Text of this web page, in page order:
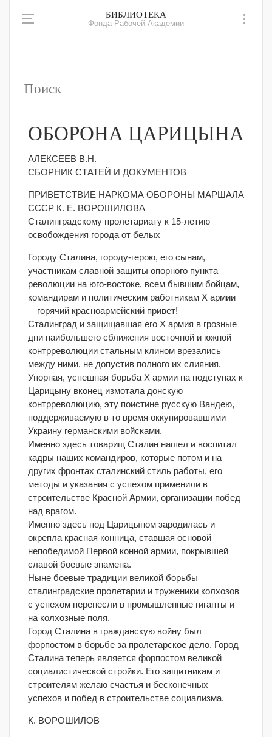
БИБЛИОТЕКА
Фонда Рабочей Академии
ОБОРОНА ЦАРИЦЫНА
АЛЕКСЕЕВ В.Н.
СБОРНИК СТАТЕЙ И ДОКУМЕНТОВ
ПРИВЕТСТВИЕ НАРКОМА ОБОРОНЫ МАРШАЛА
СССР К. Е. ВОРОШИЛОВА
Сталинградскому пролетариату к 15-летию
освобождения города от белых
Городу Сталина, городу-герою, его сынам,
участникам славной защиты опорного пункта
революции на юго-востоке, всем бывшим бойцам,
командирам и политическим работникам X армии
—горячий красноармейский привет!
Сталинград и защищавшая его X армия в грозные
дни наибольшего сближения восточной и южной
контрреволюции стальным клином врезались
между ними, не допустив полного их слияния.
Упорная, успешная борьба X армии на подступах к
Царицыну вконец измотала донскую
контрреволюцию, эту поистине русскую Вандею,
поддерживаемую в то время оккупировавшими
Украину германскими войсками.
Именно здесь товарищ Сталин нашел и воспитал
кадры наших командиров, которые потом и на
других фронтах сталинский стиль работы, его
методы и указания с успехом применили в
строительстве Красной Армии, организации побед
над врагом.
Именно здесь под Царицыном зародилась и
окрепла красная конница, ставшая основой
непобедимой Первой конной армии, покрывшей
славой боевые знамена.
Ныне боевые традиции великой борьбы
сталинградские пролетарии и труженики колхозов
с успехом перенесли в промышленные гиганты и
на колхозные поля.
Город Сталина в гражданскую войну был
форпостом в борьбе за пролетарское дело. Город
Сталина теперь является форпостом великой
социалистической стройки. Его защитникам и
строителям желаю счастья и бесконечных
успехов и побед в строительстве социализма.
К. ВОРОШИЛОВ